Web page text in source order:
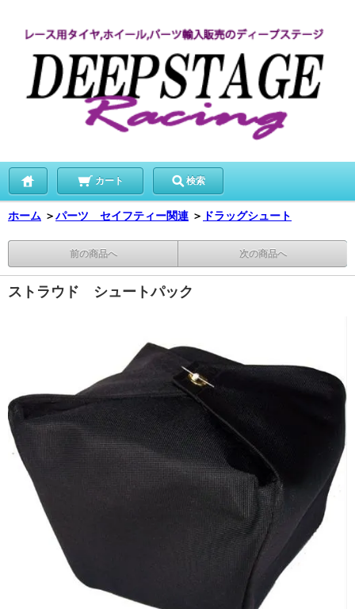
カート 検索
ホーム ＞パーツ セイフティー関連 ＞ ドラッグシュート
前の商品へ 次の商品へ
ストラウド シュートパック